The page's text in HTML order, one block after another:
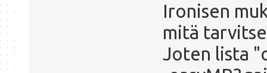
Ironisen
mitä
Joten lista